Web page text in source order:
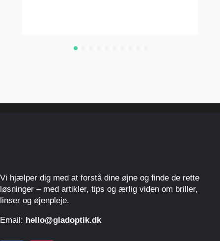
Vi hjælper dig med at forstå dine øjne og finde de rette
løsninger – med artikler, tips og ærlig viden om briller,
linser og øjenpleje.
Email: hello@gladoptik.dk